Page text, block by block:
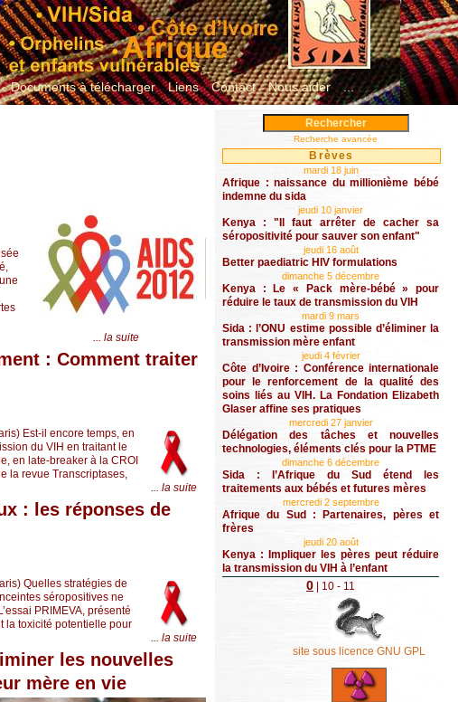
Documents à télécharger Liens Contact Nous aider ...
... la suite
: Comment traiter
Est-il encore temps, en
du VIH en traitant le
en late-breaker à la CROI
la revue Transcriptases,
... la suite
: les réponses de
Quelles stratégies de
séropositives ne
PRIMEVA, présenté
la toxicité potentielle pour
... la suite
les nouvelles
mère en vie
Recherche avancée
Brèves
mardi 18 juin
Afrique : naissance du millionième bébé
indemne du sida
jeudi 10 janvier
Kenya : "Il faut arrêter de cacher sa
séropositivité pour sauver son enfant"
jeudi 16 août
Better paediatric HIV formulations
dimanche 5 décembre
Kenya : Le « Pack mère-bébé » pour
réduire le taux de transmission du VIH
mardi 9 mars
Sida : l’ONU estime possible d’éliminer la
transmission mère enfant
jeudi 4 février
Côte d’Ivoire : Conférence internationale
pour le renforcement de la qualité des
soins liés au VIH. La Fondation Elizabeth
Glaser affine ses pratiques
mercredi 27 janvier
Délégation des tâches et nouvelles
technologies, éléments clés pour la PTME
dimanche 6 décembre
Sida : l’Afrique du Sud étend les
traitements aux bébés et futures mères
mercredi 2 septembre
Afrique du Sud : Partenaires, pères et
frères
jeudi 20 août
Kenya : Impliquer les pères peut réduire
la transmission du VIH à l’enfant
0 10 - 11
site sous licence GNU GPL